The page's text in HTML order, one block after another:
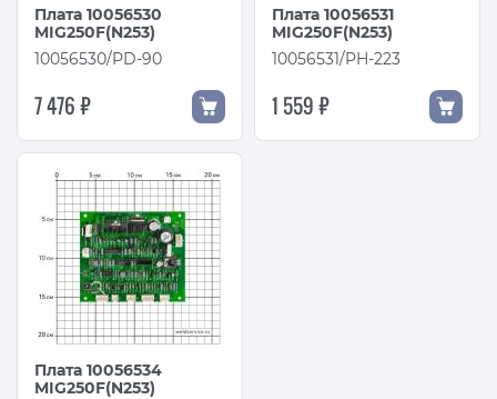
Плата 10056530
MIG250F(N253)
10056530/PD-90
7 476 ₽
Плата 10056531
MIG250F(N253)
10056531/PH-223
1 559 ₽
Плата 10056534
MIG250F(N253)